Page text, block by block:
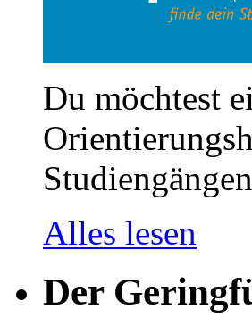
Du möchtest
Alles lesen
Der